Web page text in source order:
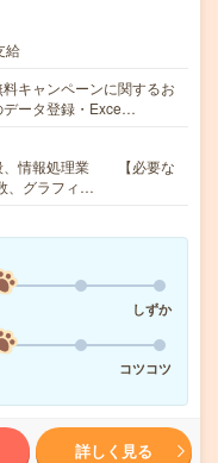
給
キャンペーンに関するお
データ登録・Exce…
、情報処理業 【必要な
、グラフィ…
しずか
コツコツ
詳しく見る